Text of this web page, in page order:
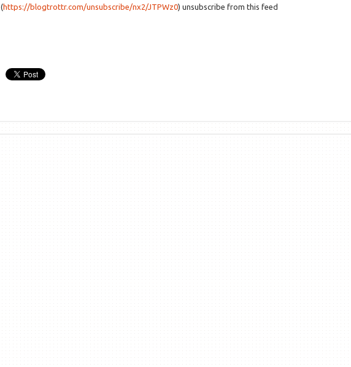
(https://blogtrottr.com/unsubscribe/nx2/JTPWz0) unsubscribe from this feed